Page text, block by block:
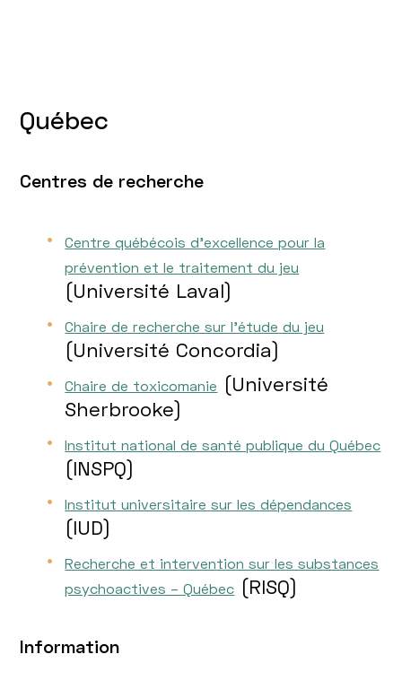
Québec
Centres de recherche
Centre québécois d’excellence pour la
prévention et le traitement du jeu
(Université Laval)
Chaire de recherche sur l'étude du jeu
(Université Concordia)
Chaire de toxicomanie (Université
Sherbrooke)
Institut national de santé publique du Québec
(INSPQ)
Institut universitaire sur les dépendances
(IUD)
Recherche et intervention sur les substances
psychoactives – Québec (RISQ)
Information